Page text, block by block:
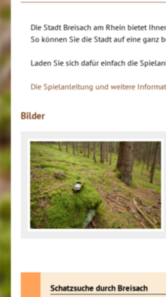
Die Stadt Breisach am Rhein bietet
So können Sie die Stadt auf eine ganz
Laden Sie sich dafür einfach die
Die Spielanleitung und weitere
Bilder
Schatzsuche durch Breisach